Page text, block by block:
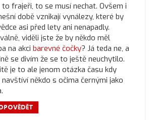
to frajeři, to se musí nechat. Ovšem i
době vznikají vynálezy, které by
asi před lety ani nenapadly.
viděli jste že by někdo měl
na akci barevné čočky? Já teda ne, a
se divím že se to ještě neuchytilo.
je to ale jenom otázka času kdy
někdo s očima černými jako